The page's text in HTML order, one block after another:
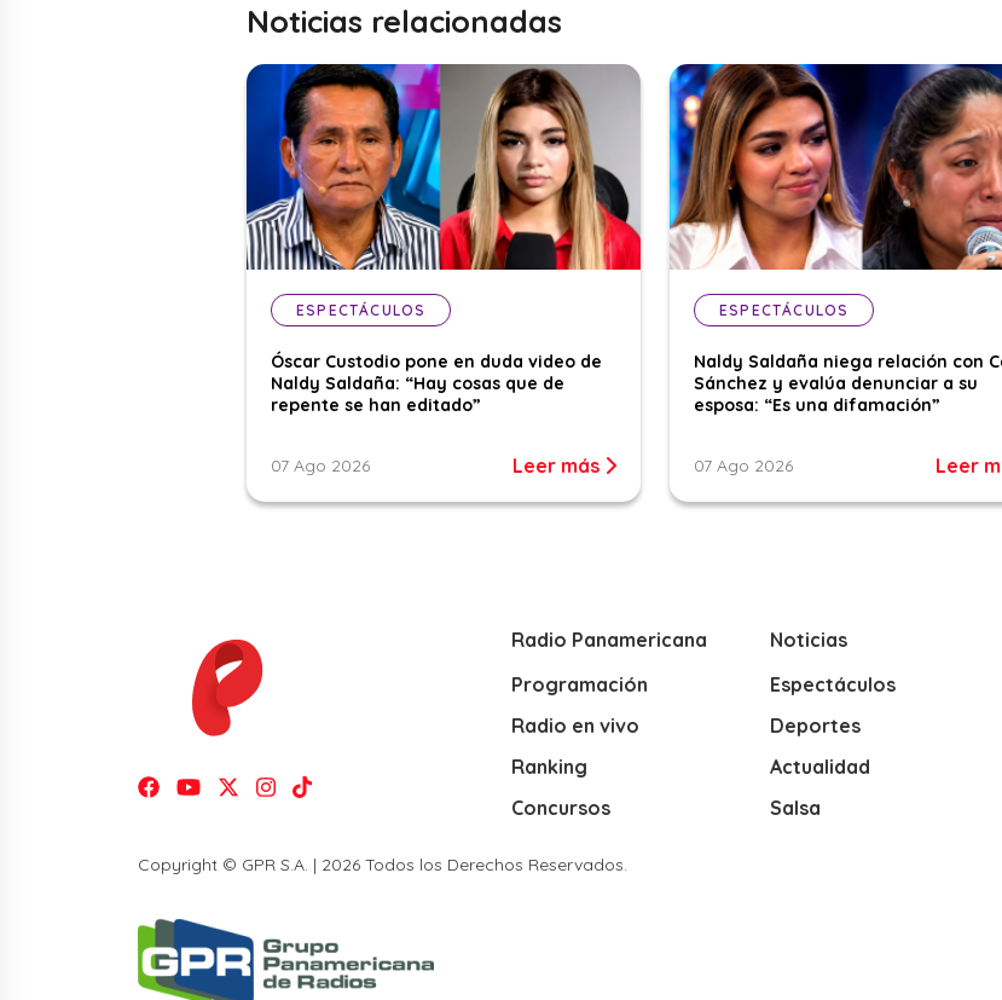
Noticias relacionadas
ESPECTÁCULOS
Óscar Custodio pone en duda video de
Naldy Saldaña: “Hay cosas que de
repente se han editado”
07 Ago 2026 Leer más
ESPECTÁCULOS
Naldy Saldaña niega relación con
Sánchez y evalúa denunciar a su
esposa: “Es una difamación”
07 Ago 2026 Leer
Radio Panamericana
Programación
Radio en vivo
Ranking
Concursos
Noticias
Espectáculos
Deportes
Actualidad
Salsa
Copyright © GPR S.A. | 2026 Todos los Derechos Reservados.